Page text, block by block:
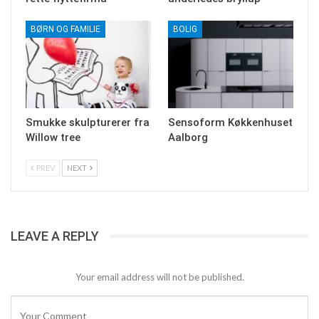
BØRN OG FAMILIE
Smukke skulpturerer fra
Willow tree
BOLIG
Sensoform Køkkenhuset
Aalborg
PREV NEXT
LEAVE A REPLY
Your email address will not be published.